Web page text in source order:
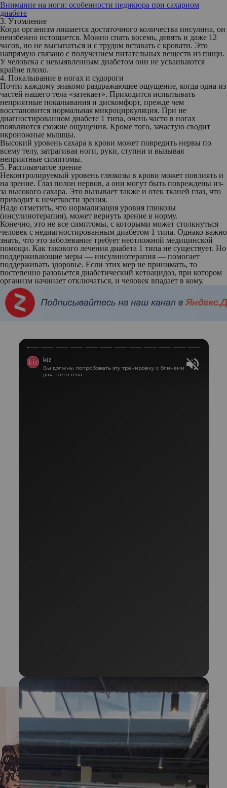
Внимание на ноги: особенности педикюра при сахарном
диабете
3. Утомление
Когда организм лишается достаточного количества инсулина, он
неизбежно истощается. Можно спать восемь, девять и даже 12
часов, но не высыпаться и с трудом вставать с кровати. Это
напрямую связано с получением питательных веществ из пищи.
У человека с невыявленным диабетом они не усваиваются
крайне плохо.
4. Покалывание в ногах и судороги
Почти каждому знакомо раздражающее ощущение, когда одна из
частей нашего тела «затекает». Приходится испытывать
неприятные покалывания и дискомфорт, прежде чем
восстановится нормальная микроциркуляция. При не
диагностированном диабете 1 типа, очень часто в ногах
появляются схожие ощущения. Кроме того, зачастую сводит
икроножные мышцы.
Высокий уровень сахара в крови может повредить нервы по
всему телу, затрагивая ноги, руки, ступни и вызывая
неприятные симптомы.
5. Расплывчатое зрение
Неконтролируемый уровень глюкозы в крови может повлиять и
на зрение. Глаз полон нервов, а они могут быть повреждены из-
за высокого сахара. Это вызывает также и отек тканей глаз, что
приводит к нечеткости зрения.
Надо отметить, что нормализация уровня глюкозы
(инсулинотерапия), может вернуть зрение в норму.
Конечно, это не все симптомы, с которыми может столкнуться
человек с недиагностированным диабетом 1 типа. Однако важно
знать, что это заболевание требует неотложной медицинской
помощи. Как такового лечения диабета 1 типа не существует. Но
поддерживающие меры — инсулинотерапия — помогает
поддерживать здоровье. Если этих мер не принимать, то
постепенно разовьется диабетический кетоацидоз, при котором
организм начинает отключаться, и человек впадает в кому.